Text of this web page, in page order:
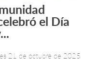
Leer más +
el Día
21 de octubre de 2025